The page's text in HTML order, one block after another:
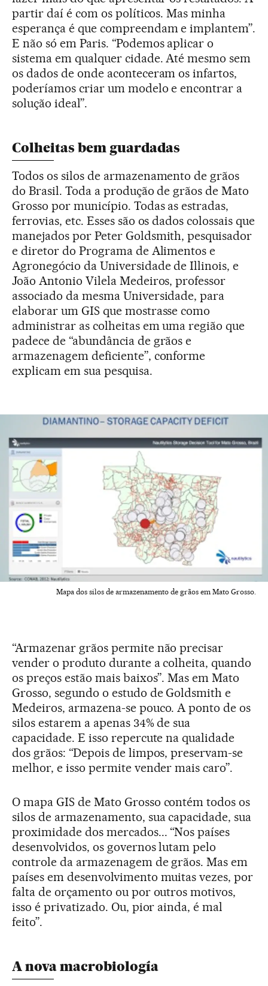
partir daí é com os políticos. Mas minha
esperança é que compreendam e implantem”.
E não só em Paris. “Podemos aplicar o
sistema em qualquer cidade. Até mesmo sem
os dados de onde aconteceram os infartos,
poderíamos criar um modelo e encontrar a
solução ideal”.
Colheitas bem guardadas
Todos os silos de armazenamento de grãos
do Brasil. Toda a produção de grãos de Mato
Grosso por município. Todas as estradas,
ferrovias, etc. Esses são os dados colossais que
manejados por Peter Goldsmith, pesquisador
e diretor do Programa de Alimentos e
Agronegócio da Universidade de Illinois, e
João Antonio Vilela Medeiros, professor
associado da mesma Universidade, para
elaborar um GIS que mostrasse como
administrar as colheitas em uma região que
padece de “abundância de grãos e
armazenagem deficiente”, conforme
explicam em sua pesquisa.
Mapa dos silos de armazenamento de grãos em Mato Grosso.
“Armazenar grãos permite não precisar
vender o produto durante a colheita, quando
os preços estão mais baixos”. Mas em Mato
Grosso, segundo o estudo de Goldsmith e
Medeiros, armazena-se pouco. A ponto de os
silos estarem a apenas 34% de sua
capacidade. E isso repercute na qualidade
dos grãos: “Depois de limpos, preservam-se
melhor, e isso permite vender mais caro”.
O mapa GIS de Mato Grosso contém todos os
silos de armazenamento, sua capacidade, sua
proximidade dos mercados... “Nos países
desenvolvidos, os governos lutam pelo
controle da armazenagem de grãos. Mas em
países em desenvolvimento muitas vezes, por
falta de orçamento ou por outros motivos,
isso é privatizado. Ou, pior ainda, é mal
feito”.
A nova macrobiología